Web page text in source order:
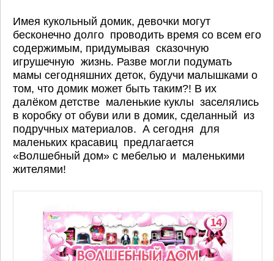
Имея кукольный домик, девочки могут
бесконечно долго проводить время со всем его
содержимым, придумывая сказочную
игрушечную жизнь. Разве могли подумать
мамы сегодняшних деток, будучи малышками о
том, что домик может быть таким?! В их
далёком детстве маленькие куклы заселялись
в коробку от обуви или в домик, сделанный из
подручных материалов. А сегодня для
маленьких красавиц предлагается
«Волшебный дом» с мебелью и маленькими
жителями!